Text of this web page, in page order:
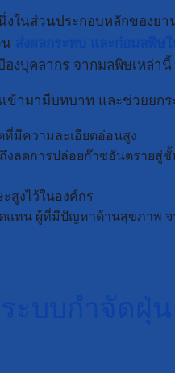
งในส่วนประกอบหลักของย
งบุคลากร จากมลพิษเหล่านี้
ข้ามามีบทบาท และช่วยยก
มีความละเอียดอ่อนสูง
ลดการปล่อยก๊าซอันตรายสู่ชั้
สูงไว้ในองค์กร
แทน ผู้ที่มีปัญหาด้านสุขภาพ